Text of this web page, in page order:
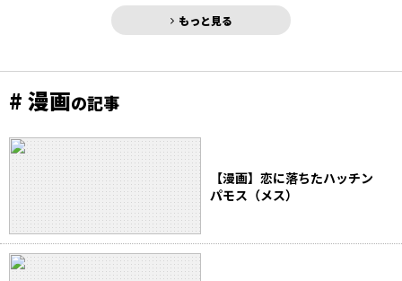
もっと見る
# 漫画の記事
【漫画】恋に落ちたハッチン
パモス（メス）